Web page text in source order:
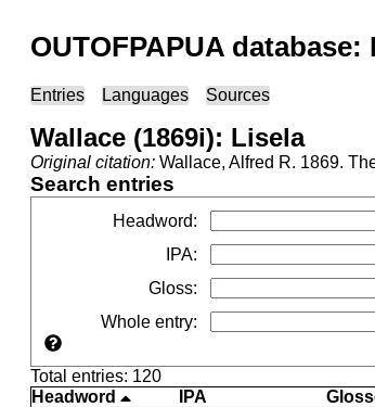
OUTOFPAPUA
Entries Languages Sources
Wallace (1869i): Lisela
Original citation: Wallace, Alfred R. 1869.
Search entries
Headword:
IPA:
Gloss:
Whole entry:
Total entries: 120
Headword
IPA